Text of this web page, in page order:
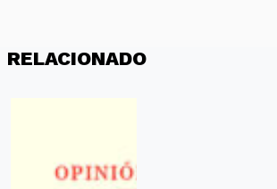
RELACIONADO